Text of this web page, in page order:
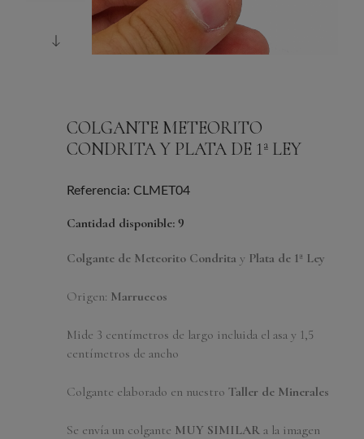
COLGANTE METEORITO
CONDRITA Y PLATA DE 1ª LEY
Referencia: CLMET04
Cantidad disponible: 9
Colgante de Meteorito Condrita y Plata de 1ª Ley
Origen: Marruecos
Mide 3 centímetros de largo incluida el asa y 1,5
centímetros de ancho
Colgante elaborado en nuestroTaller de Minerales
Se envía un colgante MUY SIMILARa la imagen